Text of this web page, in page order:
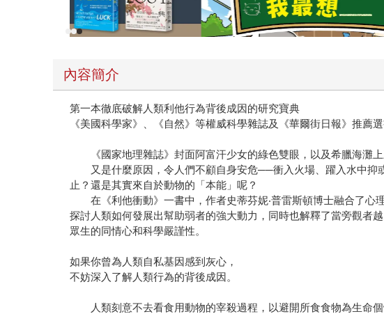
內容簡介
第一本徹底破解人類利他行為背後成因的研究寶典
《美國科學家》、《自然》等權威科學雜誌及《華爾街日報》推薦
《國家地理雜誌》封面阿富汗少女的綠色雙眼，以及希臘海灘上
又是什麼原因，令人們不顧自身安危──衝入火場、躍入水中抑
止？還是其實來自於動物的「本能」呢？
在《利他衝動》一書中，作者史蒂芬妮‧普雷斯頓博士融合了心
探討人類如何發展出幫助弱者的強大動力，同時也解釋了當旁觀者
眾生的同情心和科學嚴謹性。
如果你曾為人類自私基因感到灰心，
不妨深入了解人類行為的背後成因。
人類刻意不去看食用動物的宰殺過程，以避開所食食物為生命個